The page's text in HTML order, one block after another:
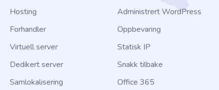
Hosting
Forhandler
Virtuell server
Dedikert server
Samlokalisering
Administrert WordPress
Oppbevaring
Statisk IP
Snakk tilbake
Office 365